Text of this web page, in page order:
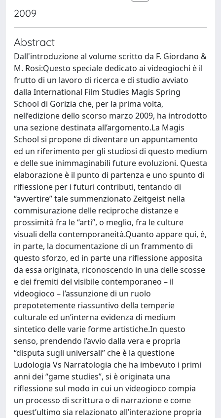
2009
Abstract
Dall'introduzione al volume scritto da F. Giordano &
M. Rosi:Questo speciale dedicato ai videogiochi è il
frutto di un lavoro di ricerca e di studio avviato
dalla International Film Studies Magis Spring
School di Gorizia che, per la prima volta,
nell’edizione dello scorso marzo 2009, ha introdotto
una sezione destinata all’argomento.La Magis
School si propone di diventare un appuntamento
ed un riferimento per gli studiosi di questo medium
e delle sue inimmaginabili future evoluzioni. Questa
elaborazione è il punto di partenza e uno spunto di
riflessione per i futuri contributi, tentando di
“avvertire” tale summenzionato Zeitgeist nella
commisurazione delle reciproche distanze e
prossimità fra le “arti”, o meglio, fra le culture
visuali della contemporaneità.Quanto appare qui, è,
in parte, la documentazione di un frammento di
questo sforzo, ed in parte una riflessione apposita
da essa originata, riconoscendo in una delle scosse
e dei fremiti del visibile contemporaneo – il
videogioco – l’assunzione di un ruolo
prepotetemente riassuntivo della temperie
culturale ed un’interna evidenza di medium
sintetico delle varie forme artistiche.In questo
senso, prendendo l’avvio dalla vera e propria
“disputa sugli universali” che è la questione
Ludologia Vs Narratologia che ha imbevuto i primi
anni dei “game studies”, si è originata una
riflessione sul modo in cui un videogioco compia
un processo di scrittura o di narrazione e come
quest’ultimo sia relazionato all’interazione propria